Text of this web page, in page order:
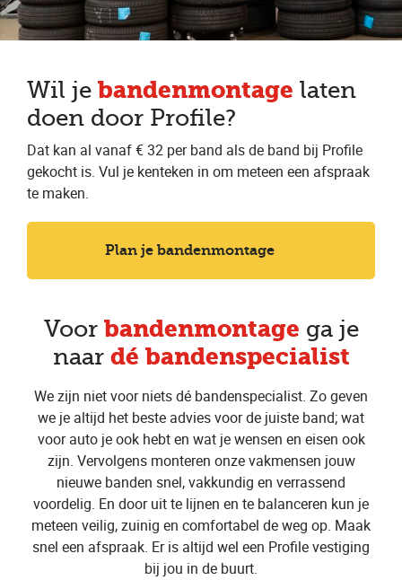
Wil je bandenmontage laten
doen door Profile?
Dat kan al vanaf € 32 per band als de band bij Profile
gekocht is. Vul je kenteken in om meteen een afspraak
te maken.
Plan je bandenmontage
Voor bandenmontage ga je
naar dé bandenspecialist
We zijn niet voor niets dé bandenspecialist. Zo geven
we je altijd het beste advies voor de juiste band; wat
voor auto je ook hebt en wat je wensen en eisen ook
zijn. Vervolgens monteren onze vakmensen jouw
nieuwe banden snel, vakkundig en verrassend
voordelig. En door uit te lijnen en te balanceren kun je
meteen veilig, zuinig en comfortabel de weg op. Maak
snel een afspraak. Er is altijd wel een Profile vestiging
bij jou in de buurt.